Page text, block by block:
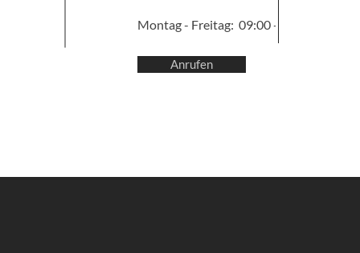
Montag - Freitag: 09:00 - 12:00 Uhr
Anrufen